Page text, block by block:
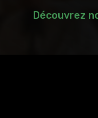
Découvrez